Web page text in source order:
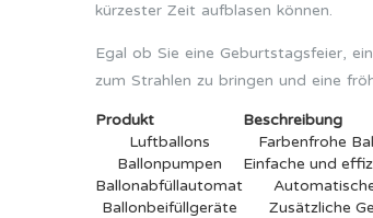
kürzester Zeit aufblasen können.
Egal ob Sie eine Geburtstagsfeier,
zum Strahlen zu bringen und eine
Produkt
Beschreibung
Luftballons
Farbenfrohe
Ballonpumpen
Einfache und
Ballonabfüllautomat
Ballonbeifüllgeräte
Zusätzliche